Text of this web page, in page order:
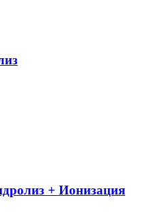
+ Ионизация